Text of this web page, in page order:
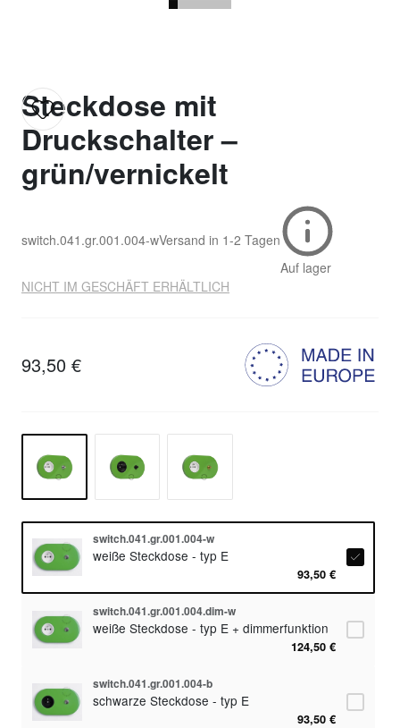
Steckdose mit
Druckschalter –
grün/vernickelt
switch.041.gr.001.004-wVersand in 1-2 Tagen
Auf lager
NICHT IM GESCHÄFT ERHÄLTLICH
93,50 €
switch.041.gr.001.004-w
weiße Steckdose - typ E
93,50 €
switch.041.gr.001.004.dim-w
weiße Steckdose - typ E + dimmerfunktion
124,50 €
switch.041.gr.001.004-b
schwarze Steckdose - typ E
93,50 €